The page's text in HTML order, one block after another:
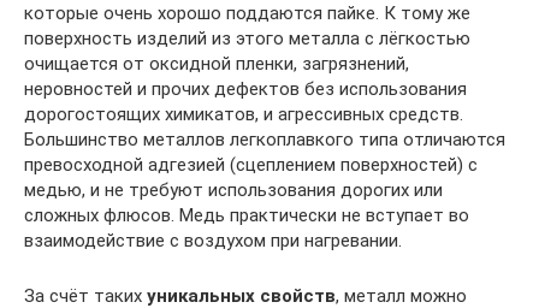
которые очень хорошо поддаются пайке. К тому же
поверхность изделий из этого металла с лёгкостью
очищается от оксидной пленки, загрязнений,
неровностей и прочих дефектов без использования
дорогостоящих химикатов, и агрессивных средств.
Большинство металлов легкоплавкого типа отличаются
превосходной адгезией (сцеплением поверхностей) с
медью, и не требуют использования дорогих или
сложных флюсов. Медь практически не вступает во
взаимодействие с воздухом при нагревании.
За счёт таких уникальных свойств, металл можно